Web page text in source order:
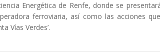
Energética de Renfe, donde se
ferroviaria, así como las acciones
Vías Verdes’.